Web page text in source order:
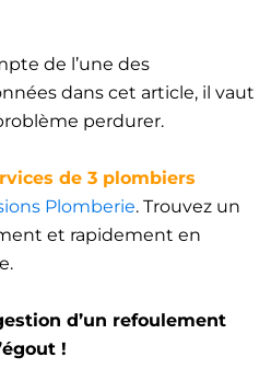
de l’une des
dans cet article, il vaut
perdurer.
de 3 plombiers
Plomberie. Trouvez un
et rapidement en
d’un refoulement
!